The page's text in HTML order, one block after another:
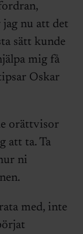
nu att det
sätt kunde
mig få
Oskar
orättvisor
att ta. Ta
ni
med, inte